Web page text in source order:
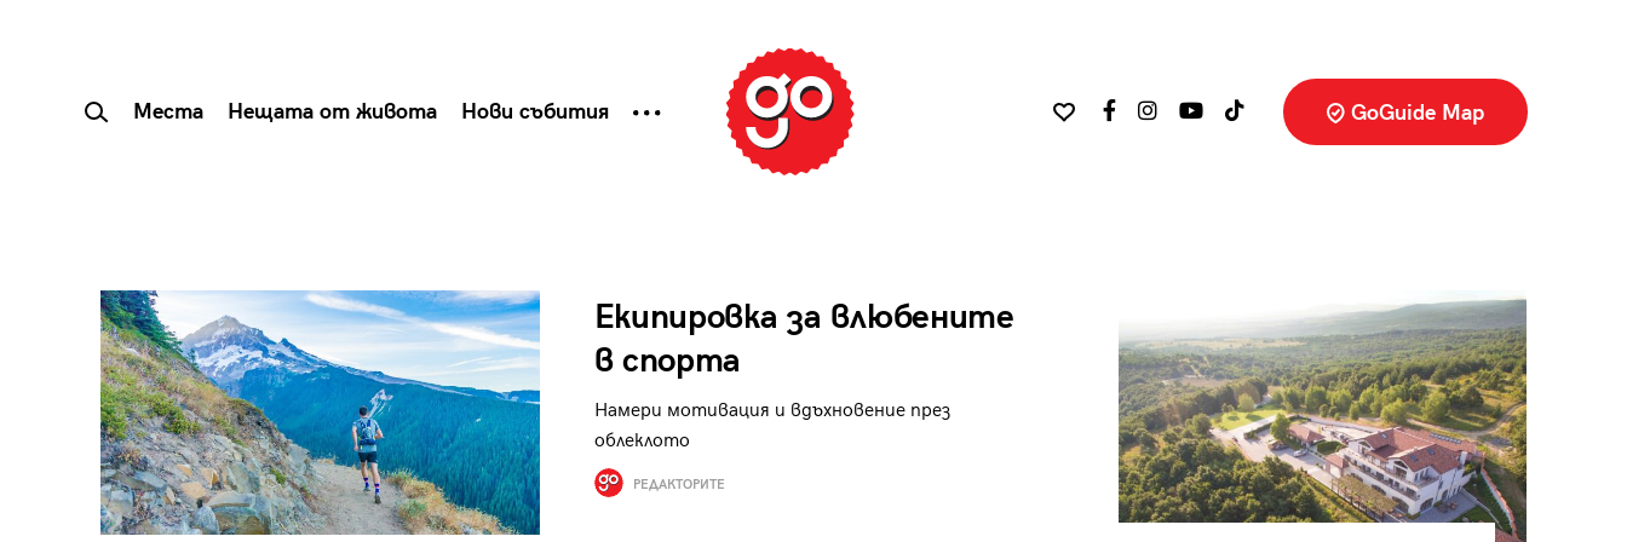
Места Нещата от живота Нови събития GoGuide Map
Екипировка за влюбените
в спорта
Намери мотивация и вдъхновение през
облеклото
РЕДАКТОРИТЕ